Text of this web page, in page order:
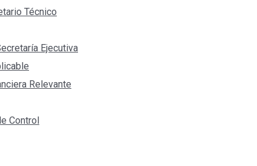
Técnico
Ejecutiva
Relevante
Control